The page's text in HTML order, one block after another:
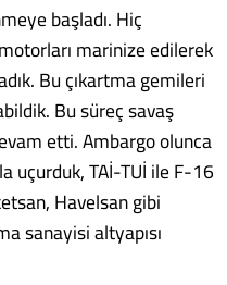
başladı. Hiç
marinize edilerek
Bu çıkartma gemileri
Bu süreç savaş
etti. Ambargo olunca
uçurduk, TAİ-TUİ ile F-16
Havelsan gibi
sanayisi altyapısı